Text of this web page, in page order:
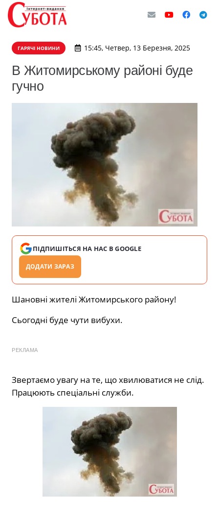
ГАРЯЧІ НОВИНИ 15:45, Четвер, 13 Березня, 2025
В Житомирському районі буде
гучно
ПІДПИШІТЬСЯ НА НАС В GOOGLE
ДОДАТИ ЗАРАЗ
Шановні жителі Житомирського району!
Сьогодні буде чути вибухи.
РЕКЛАМА
Звертаємо увагу на те, що хвилюватися не слід.
Працюють спеціальні служби.